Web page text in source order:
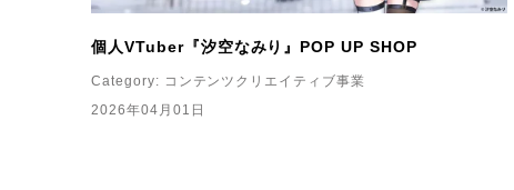
個人VTuber『汐空なみり』POP UP SHOP
Category: コンテンツクリエイティブ事業
2026年04月01日